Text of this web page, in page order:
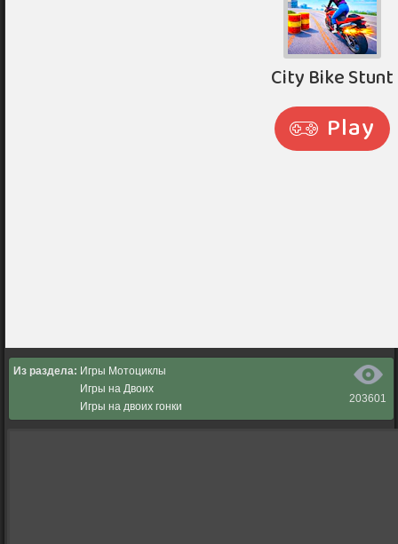
203601
Из раздела: Игры Мотоциклы
Игры на Двоих
Игры на двоих гонки